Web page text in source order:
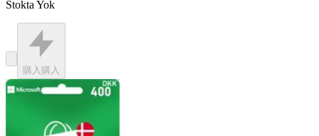
Stokta Yok
購入 購入